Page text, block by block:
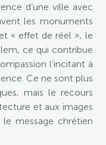
d’une ville avec
les monuments
« effet de réel », le
ce qui contribue
l’incitant à
Ce ne sont plus
mais le recours
et aux images
message chrétien